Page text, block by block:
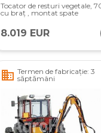
Tocator de resturi vegetale,
cu braț , montat spate
8.019 EUR
business Termen de fabricație: 3
săptămâni